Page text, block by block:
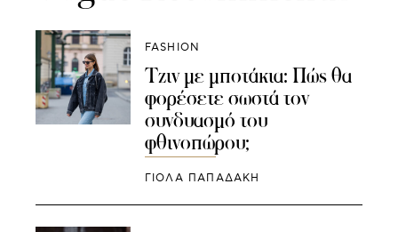
FASHION
Tζιν με μποτάκια: Πώς θα
φορέσετε σωστά τον
συνδυασμό του
φθινοπώρου;
ΓΙΌΛΑ ΠΑΠΑΔΆΚΗ